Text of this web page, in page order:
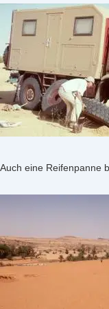
Auch eine Reifenpanne